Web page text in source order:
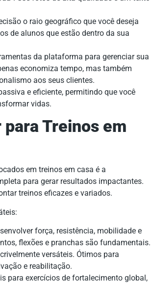
o raio geográfico que você deseja
de alunos que estão dentro da sua
da plataforma para gerenciar sua
economiza tempo, mas também
aos seus clientes.
e eficiente, permitindo que você
vidas.
para Treinos em
em treinos em casa é a
para gerar resultados impactantes.
treinos eficazes e variados.
força, resistência, mobilidade e
flexões e pranchas são fundamentais.
versáteis. Ótimos para
e reabilitação.
para exercícios de fortalecimento global,